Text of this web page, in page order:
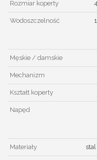
Rozmiar koperty
Wodoszczelność
Męskie / damskie
Mechanizm
Kształt koperty
Napęd
Materiały stal